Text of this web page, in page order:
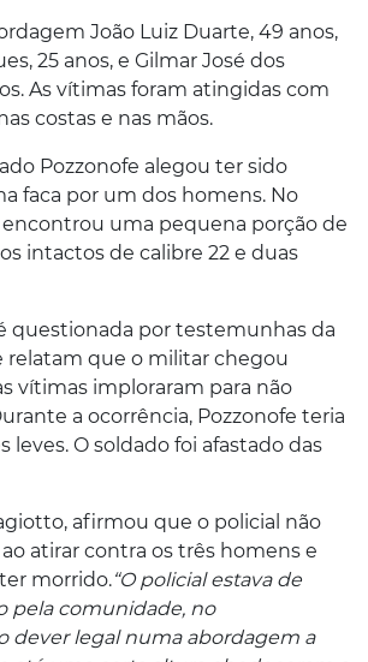
João Luiz Duarte, 49 anos,
25 anos, e Gilmar José dos
As vítimas foram atingidas com
costas e nas mãos.
Pozzonofe alegou ter sido
faca por um dos homens. No
encontrou uma pequena porção de
intactos de calibre 22 e duas
questionada por testemunhas da
relatam que o militar chegou
vítimas imploraram para não
a ocorrência, Pozzonofe teria
leves. O soldado foi afastado das
afirmou que o policial não
atirar contra os três homens e
morrido.“O policial estava de
pela comunidade, no
dever legal numa abordagem a